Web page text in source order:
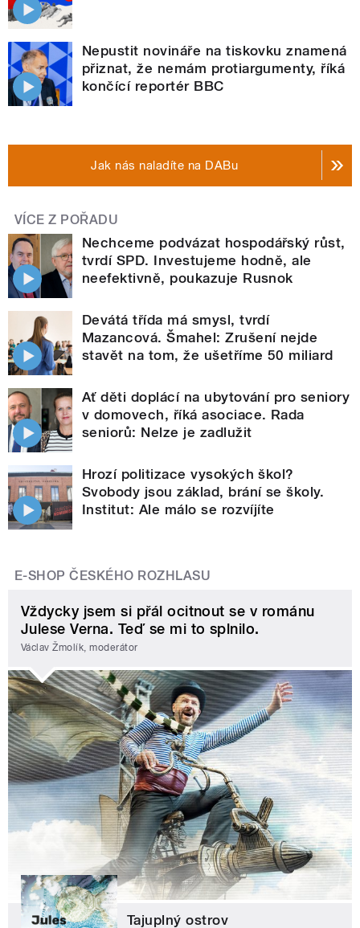
Nepustit novináře na tiskovku znamená
přiznat, že nemám protiargumenty, říká
končící reportér BBC
Jak nás naladíte na DABu
VÍCE Z POŘADU
Nechceme podvázat hospodářský růst,
tvrdí SPD. Investujeme hodně, ale
neefektivně, poukazuje Rusnok
Devátá třída má smysl, tvrdí
Mazancová. Šmahel: Zrušení nejde
stavět na tom, že ušetříme 50 miliard
Ať děti doplácí na ubytování pro seniory
v domovech, říká asociace. Rada
seniorů: Nelze je zadlužit
Hrozí politizace vysokých škol?
Svobody jsou základ, brání se školy.
Institut: Ale málo se rozvíjíte
E-SHOP ČESKÉHO ROZHLASU
Vždycky jsem si přál ocitnout se v románu
Julese Verna. Teď se mi to splnilo.
Václav Žmolík, moderátor
Tajuplný ostrov